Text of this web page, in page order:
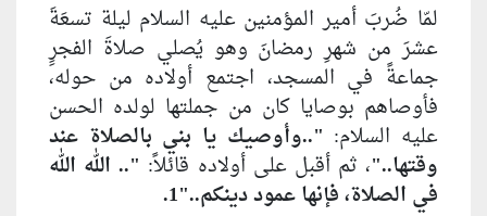
لمّا ضُربَ أمير المؤمنين عليه السلام ليلة تسعَةَ
عشرَ من شهرِ رمضانَ وهو يُصلي صلاةَ الفجرِِ
جماعةً في المسجد، اجتمع أولاده من حوله،
فأوصاهم بوصايا كان من جملتها لولده الحسن
عليه السلام: "..وأوصيك يا بني بالصلاة عند
وقتها.."، ثم أقبل على أولاده قائلاً: ".. الله الله
في الصلاة، فإنها عمود دينكم.."1.